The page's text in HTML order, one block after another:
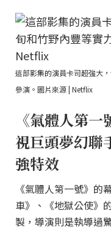
這部影集的演員卡司超強大
參演。圖片來源 | Netflix
《氣體人第
視巨頭夢幻聯
強特效
《氣體人第一號》的
車》、《地獄公使》
製，導演則是執導過